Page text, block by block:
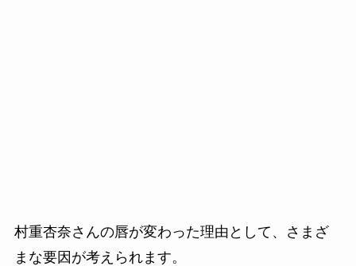
村重杏奈さんの唇が変わった理由として、さまざ
まな要因が考えられます。